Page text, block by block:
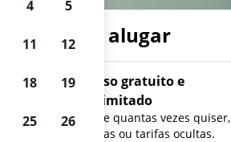
para alugar
Uso gratuito e
ilimitado
Pesquise quantas vezes quiser,
sem taxas ou tarifas ocultas.
4 5
11 12
18 19
25 26